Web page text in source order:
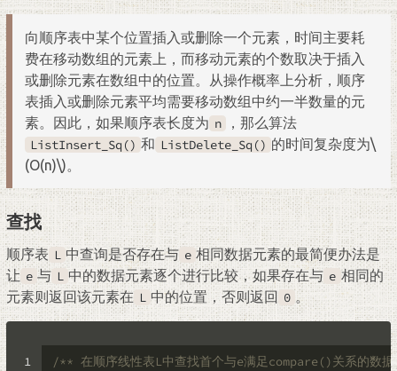
向顺序表中某个位置插入或删除一个元素，时间主要耗
费在移动数组的元素上，而移动元素的个数取决于插入
或删除元素在数组中的位置。从操作概率上分析，顺序
表插入或删除元素平均需要移动数组中约一半数量的元
素。因此，如果顺序表长度为 n
，那么算法
ListInsert_Sq() 和 ListDelete_Sq() 的时间复杂度为\
(O(n)\)。
查找
顺序表 L 中查询是否存在与 e 相同数据元素的最简便办法是
让 e 与 L 中的数据元素逐个进行比较，如果存在与 e 相同的
元素则返回该元素在 L 中的位置，否则返回 0 。
1
/** 在顺序线性表L中查找首个与e满足compare()关系的数